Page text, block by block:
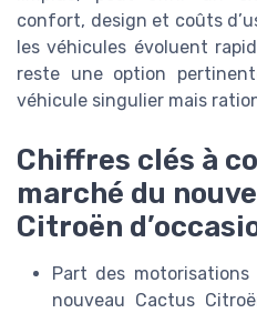
confort, design et coûts
les véhicules évoluent
reste une option
véhicule singulier mais
Chiffres clés à
marché du
Citroën
Part des
nouveau Cactus